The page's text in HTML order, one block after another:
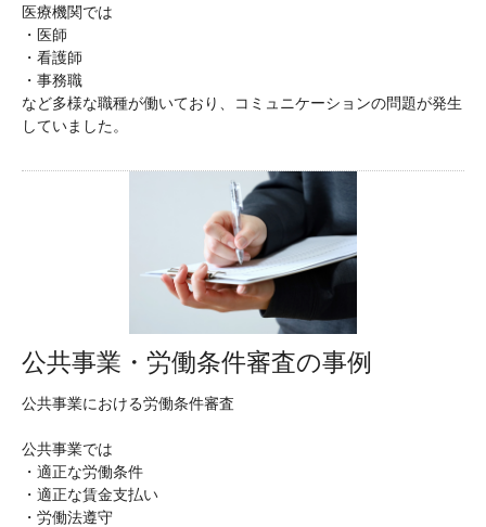
医療機関では
・医師
・看護師
・事務職
など多様な職種が働いており、コミュニケーションの問題が発生
していました。
公共事業・労働条件審査の事例
公共事業における労働条件審査
公共事業では
・適正な労働条件
・適正な賃金支払い
・労働法遵守